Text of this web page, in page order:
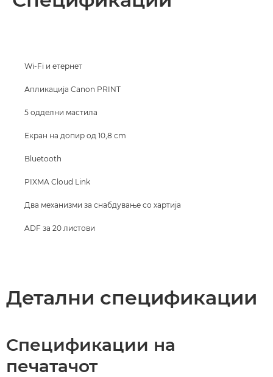
Wi-Fi и етернет
Апликација Canon PRINT
5 одделни мастила
Екран на допир од 10,8 cm
Bluetooth
PIXMA Cloud Link
Два механизми за снабдување со хартија
ADF за 20 листови
Детални спецификации
Спецификации на
печатачот